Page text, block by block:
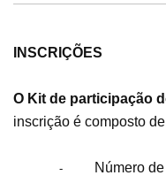
INSCRIÇÕES
O Kit de participação
inscrição é composto
- Número